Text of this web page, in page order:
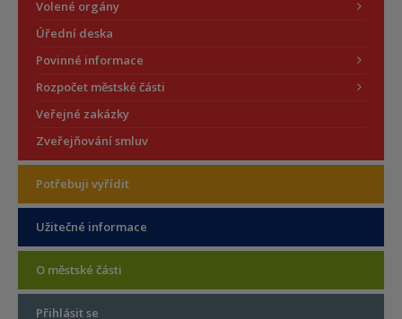
Volené orgány
Úřední deska
Povinné informace
Rozpočet městské části
Veřejné zakázky
Zveřejňování smluv
Potřebuji vyřídit
Užitečné informace
O městské části
Přihlásit se